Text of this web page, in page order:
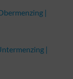
|
|